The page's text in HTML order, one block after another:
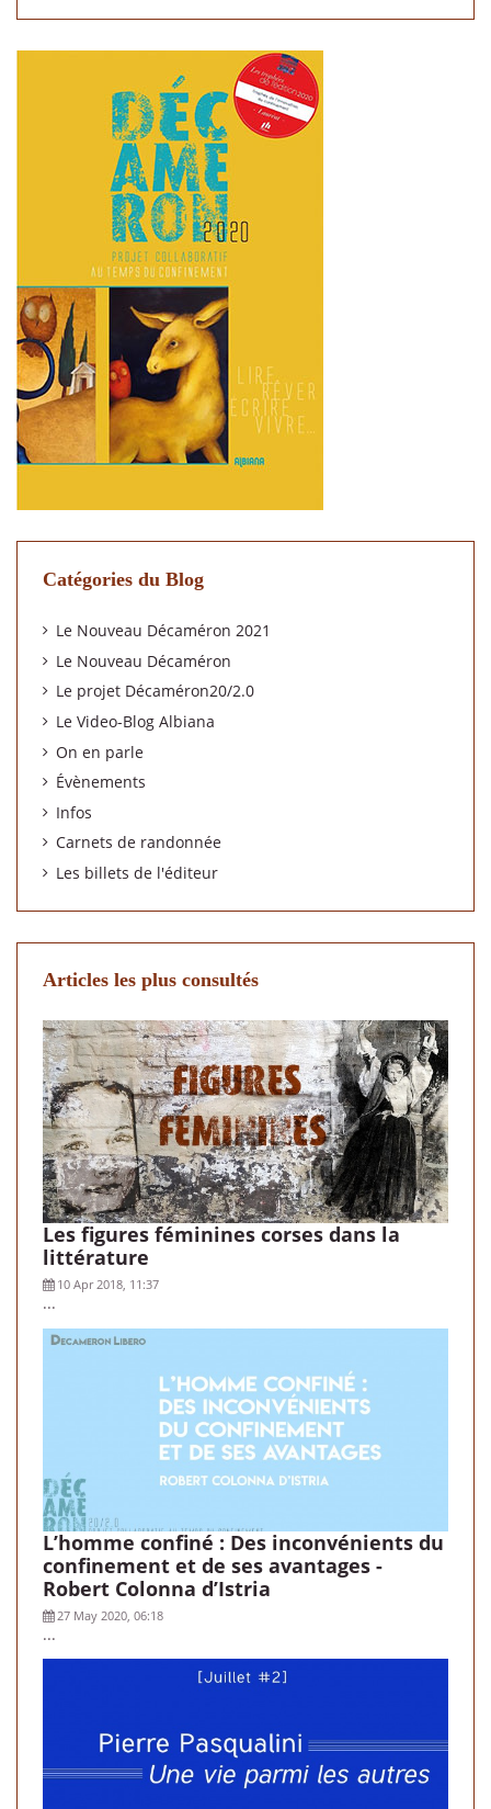
Catégories du Blog
Le Nouveau Décaméron 2021
Le Nouveau Décaméron
Le projet Décaméron20/2.0
Le Video-Blog Albiana
On en parle
Évènements
Infos
Carnets de randonnée
Les billets de l'éditeur
Articles les plus consultés
Les figures féminines corses dans la
littérature
10 Apr 2018, 11:37
...
L’homme confiné : Des inconvénients du
confinement et de ses avantages -
Robert Colonna d’Istria
27 May 2020, 06:18
...